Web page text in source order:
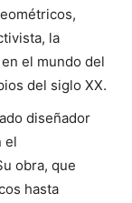
la
el mundo del
del siglo XX.
diseñador
el
obra, que
hasta